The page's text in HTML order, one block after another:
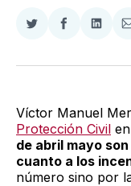
Compartir
Twitter
Compartir
Facebook
Víctor Manuel
Protección Civil en
de abril mayo
cuanto a los
número sino por